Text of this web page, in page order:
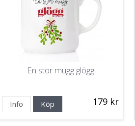
En stor mugg glögg
179 kr
Info Köp